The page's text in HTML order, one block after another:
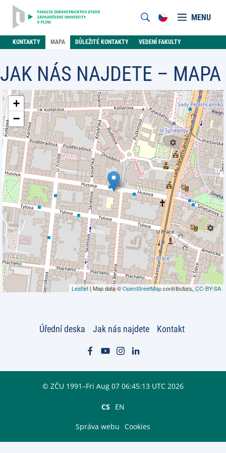
MENU
KONTAKTY MAPA DŮLEŽITÉ KONTAKTY VEDENÍ FAKULTY
JAK NÁS NAJDETE – MAPA
+
−
Leaflet | Map data ©OpenStreetMapcontributors,CC-BY-SA
Úřední deska Jak nás najdete Kontakt
© ZČU 1991–Fri Aug 07 06:45:13 UTC 2026
CS EN
Správa webu Cookies